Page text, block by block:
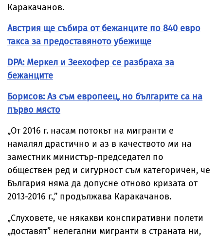
Каракачанов.
Австрия ще събира от бежанците по 840 евро
такса за предоставяното убежище
DPA: Меркел и Зеехофер се разбраха за
бежанците
Борисов: Аз съм европеец, но българите са на
първо място
„От 2016 г. насам потокът на мигранти е
намалял драстично и аз в качеството ми на
заместник министър-председател по
обществен ред и сигурност съм категоричен, че
България няма да допусне отново кризата от
2013-2016 г.,” продължава Каракачанов.
„Слуховете, че някакви конспиративни полети
„доставят” нелегални мигранти в страната ни,